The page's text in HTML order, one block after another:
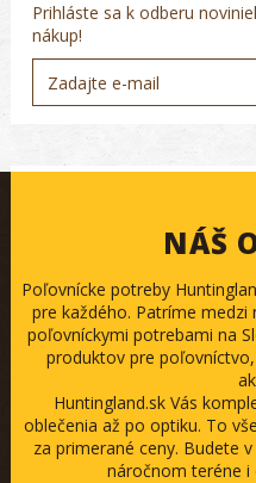
Prihláste sa k odberu
nákup!
NÁŠ
Poľovnícke potreby
pre každého. Patríme
poľovníckymi potrebami na
produktov pre
Huntingland.sk Vás
oblečenia až po optiku. To
za primerané ceny. Budete
náročnom teréne i